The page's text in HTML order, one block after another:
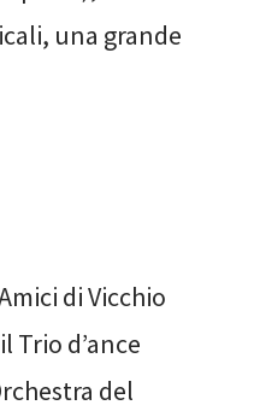
una grande
di Vicchio
Trio d’ance
del